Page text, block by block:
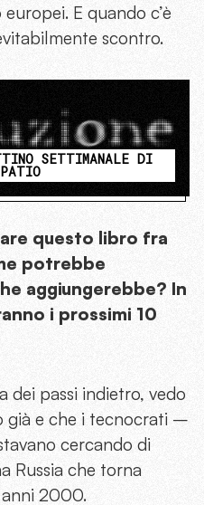
E quando c’è
scontro.
SETTIMANALE DI
questo libro fra
potrebbe
aggiungerebbe? In
i prossimi 10
dei passi indietro, vedo
già e che i tecnocrati –
cercando di
Russia che torna
2000.